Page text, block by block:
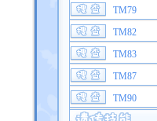
TM79
TM82
TM83
TM87
TM90